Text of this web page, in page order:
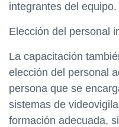
integrantes del equipo.
Elección del personal
La capacitación
elección del personal
persona que se
sistemas de
formación adecuada,